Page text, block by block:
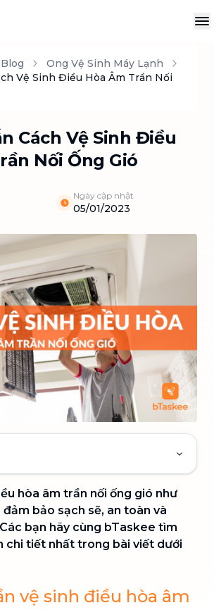
Blog
Ong Vệ Sinh Máy Lạnh
Vệ Sinh Điều Hòa Âm Trần Nối
Cách Vệ Sinh Điều
Nối Ống Gió
Ngày cập nhật
05/01/2023
hòa âm trần nối ống gió như
bảo sạch sẽ, an toàn và
bạn hãy cùng bTaskee tìm
chi tiết nhất trong bài viết dưới
vệ sinh điều hòa âm